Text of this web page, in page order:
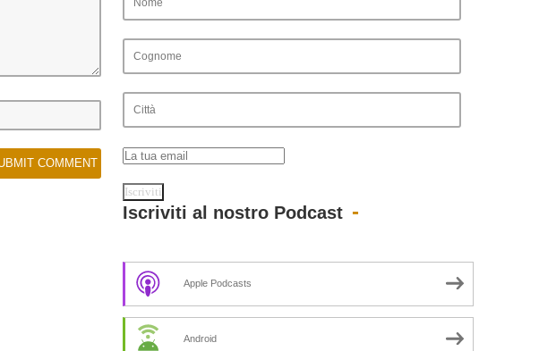
Iscriviti al nostro Podcast
Apple Podcasts
Android